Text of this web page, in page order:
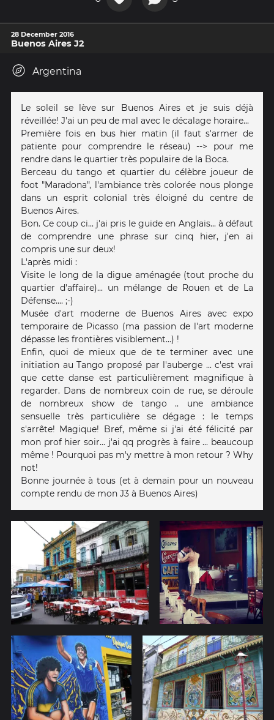
28 December 2016
Buenos Aires J2
Argentina
Le soleil se lève sur Buenos Aires et je suis déjà
réveillée! J'ai un peu de mal avec le décalage horaire...
Première fois en bus hier matin (il faut s'armer de
patiente pour comprendre le réseau) --> pour me
rendre dans le quartier très populaire de la Boca.
Berceau du tango et quartier du célèbre joueur de
foot "Maradona", l'ambiance très colorée nous plonge
dans un esprit colonial très éloigné du centre de
Buenos Aires.
Bon. Ce coup ci... j'ai pris le guide en Anglais... à défaut
de comprendre une phrase sur cinq hier, j'en ai
compris une sur deux!
L'après midi :
Visite le long de la digue aménagée (tout proche du
quartier d'affaire)... un mélange de Rouen et de La
Défense.... ;-)
Musée d'art moderne de Buenos Aires avec expo
temporaire de Picasso (ma passion de l'art moderne
dépasse les frontières visiblement...) !
Enfin, quoi de mieux que de te terminer avec une
initiation au Tango proposé par l'auberge ... c'est vrai
que cette danse est particulièrement magnifique à
regarder. Dans de nombreux coin de rue, se déroule
de nombreux show de tango .. une ambiance
sensuelle très particulière se dégage : le temps
s'arrête! Magique! Bref, même si j'ai été félicité par
mon prof hier soir... j'ai qq progrès à faire ... beaucoup
même ! Pourquoi pas m'y mettre à mon retour ? Why
not!
Bonne journée à tous (et à demain pour un nouveau
compte rendu de mon J3 à Buenos Aires)